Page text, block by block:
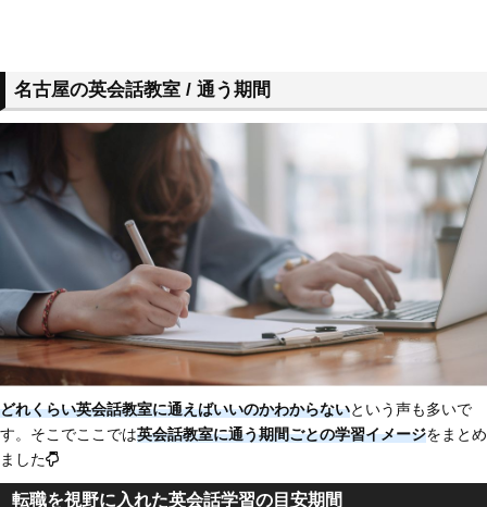
名古屋の英会話教室 / 通う期間
どれくらい英会話教室に通えばいいのかわからないという声も多いで
す。そこでここでは英会話教室に通う期間ごとの学習イメージをまとめ
ました
転職を視野に入れた英会話学習の目安期間